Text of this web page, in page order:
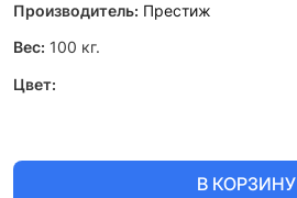
Производитель: Престиж
Вес: 100 кг.
Цвет:
В КОРЗИНУ